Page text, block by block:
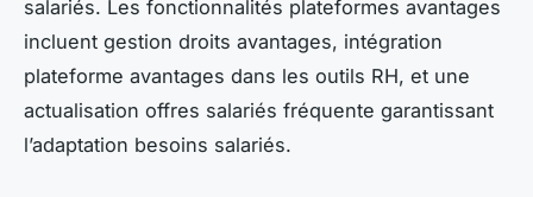
salariés. Les fonctionnalités plateformes avantages
incluent gestion droits avantages, intégration
plateforme avantages dans les outils RH, et une
actualisation offres salariés fréquente garantissant
l’adaptation besoins salariés.